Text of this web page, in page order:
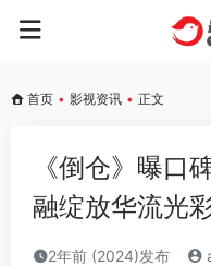
首页 • 影视资讯 • 正文
《倒仓》曝口
融绽放华流光
2年前 (2024)发布